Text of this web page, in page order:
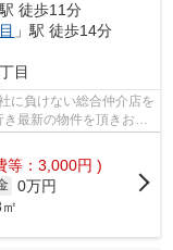
駅 徒歩11分
」駅 徒歩14分
目
に負けない総合仲介店を
最新の物件を頂きお客
等：3,000円 )
0万円